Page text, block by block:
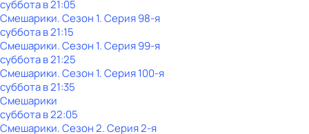
субботав21:05
Смешарики. Сезон 1. Серия 98-я
субботав21:15
Смешарики. Сезон 1. Серия 99-я
субботав21:25
Смешарики. Сезон 1. Серия 100-я
субботав21:35
Смешарики
субботав22:05
Смешарики. Сезон 2. Серия 2-я